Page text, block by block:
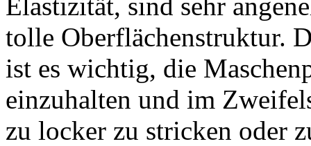
tolle Oberflächenstruktur.
ist es wichtig, die
einzuhalten und im
zu locker zu stricken oder